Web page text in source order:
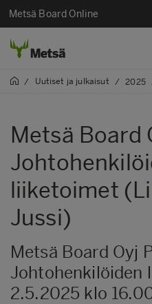
Metsä Board Online
/ Uutiset ja julkaisut / 2025
Metsä Board
liiketoimet
Jussi)
Metsä Board Oyj
Johtohenkilöiden
2.5.2025 klo